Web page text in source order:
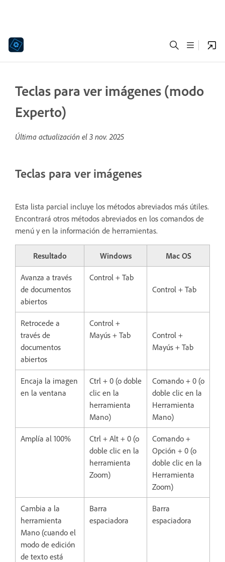
Teclas para ver imágenes (modo
Experto)
Última actualización el 3 nov. 2025
Teclas para ver imágenes
Esta lista parcial incluye los métodos abreviados más útiles.
Encontrará otros métodos abreviados en los comandos de
menú y en la información de herramientas.
Resultado Windows Mac OS
Avanza a través
de documentos
abiertos
Control + Tab
Control + Tab
Retrocede a
través de
documentos
abiertos
Control +
Mayús + Tab
Control +
Mayús + Tab
Encaja la imagen
en la ventana
Ctrl + 0 (o doble
clic en la
herramienta
Mano)
Comando + 0 (o
doble clic en la
Herramienta
Mano)
Amplía al 100%
Ctrl + Alt + 0 (o
doble clic en la
herramienta
Zoom)
Comando +
Opción + 0 (o
doble clic en la
Herramienta
Zoom)
Cambia a la
herramienta
Mano (cuando el
modo de edición
de texto está
Barra
espaciadora
Barra
espaciadora